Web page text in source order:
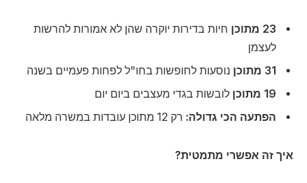
23 מתוכן
חיות בדירות יוקרה שהן לא אמורות להרשות
לעצמן
31 מתוכן
נוסעות לחופשות בחו"ל לפחות פעמיים בשנה
19 מתוכן
לובשות בגדי מעצבים ביום יום
הפתעה הכי גדולה: רק 12 מתוכן עובדות במשרה מלאה
איך זה אפשרי מתמטית?